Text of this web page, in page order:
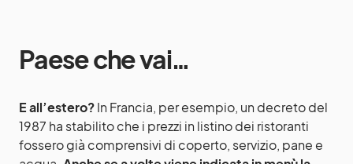
Paese che vai…
E all’estero?In Francia, per esempio, un decreto del
1987 ha stabilito che i prezzi in listino dei ristoranti
fossero già comprensivi di coperto, servizio, pane e